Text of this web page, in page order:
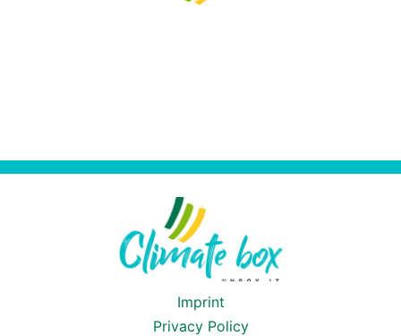
Imprint
Privacy Policy